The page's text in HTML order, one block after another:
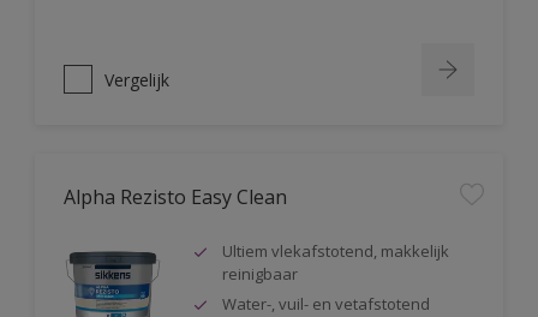
Vergelijk
Alpha Rezisto Easy Clean
Ultiem vlekafstotend, makkelijk
reinigbaar
Water-, vuil- en vetafstotend